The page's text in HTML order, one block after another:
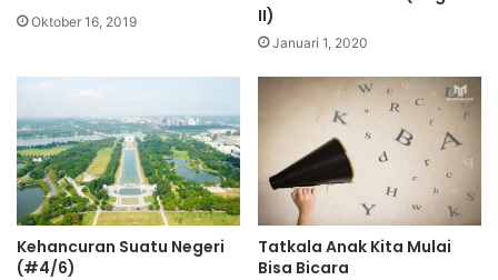
Oktober 16, 2019
II)
Januari 1, 2020
Kehancuran Suatu Negeri
(#4/6)
Tatkala Anak Kita Mulai
Bisa Bicara